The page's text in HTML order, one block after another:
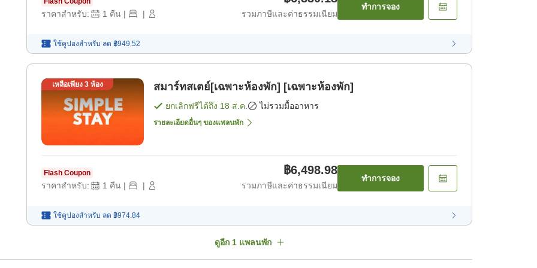
ราคาสำหรับ: 1 คืน | | รวมภาษีและค่าธรรมเนียม
ทำการจอง
ใช้คูปองสำหรับ ลด ฿949.52
เหลือเพียง 3ห้อง สมาร์ทสเตย์[เฉพาะห้องพัก] [เฉพาะห้องพัก]
ยกเลิกฟรีได้ถึง 18 ส.ค. ไม่รวมมื้ออาหาร
รายละเอียดอื่นๆ ของแพลนพัก
Flash Coupon
ราคาสำหรับ: 1 คืน | |
฿6,498.98
รวมภาษีและค่าธรรมเนียม
ทำการจอง
ใช้คูปองสำหรับ ลด ฿974.84
ดูอีก 1แพลนพัก